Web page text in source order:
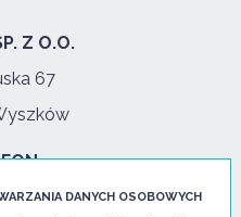
Z O.O.
67
08 80DANYCH OSOBOWYCH